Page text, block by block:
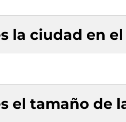
la ciudad en
el tamaño de